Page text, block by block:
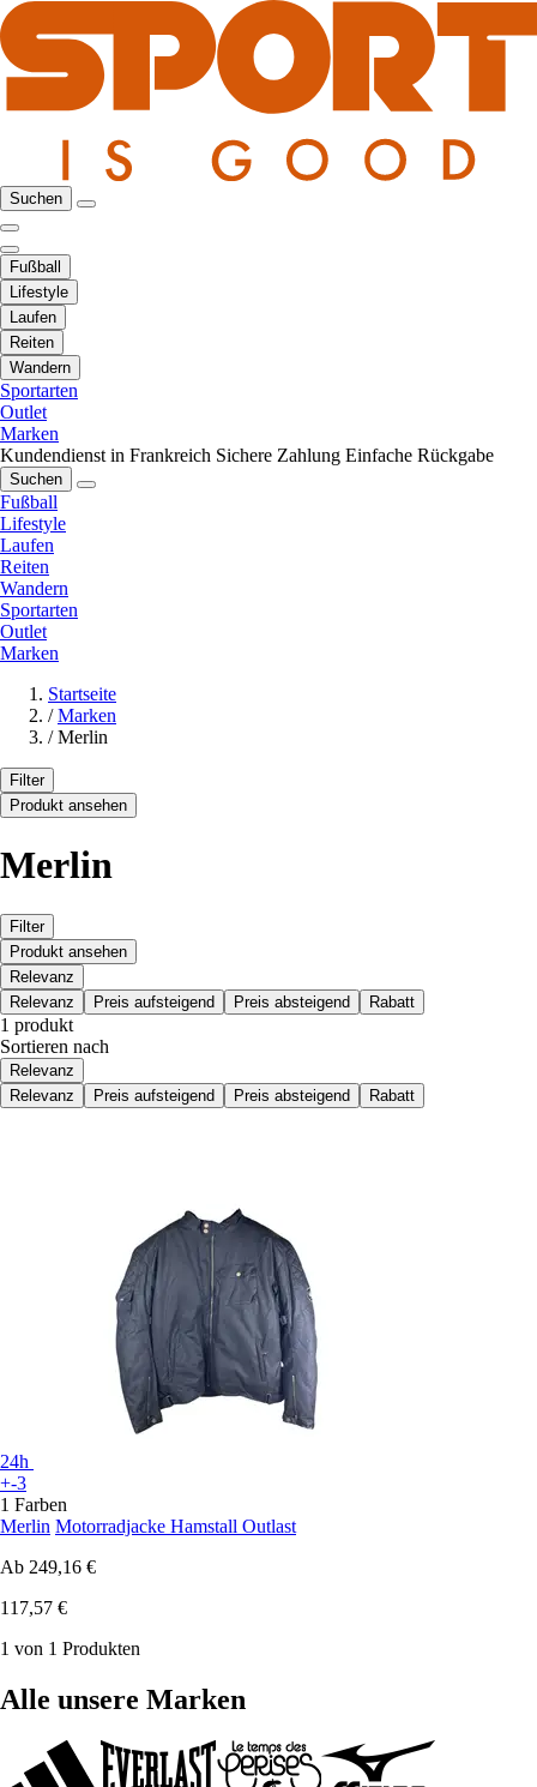
Suchen
Fußball
Lifestyle
Laufen
Reiten
Wandern
Sportarten
Outlet
Marken
Kundendienst in Frankreich Sichere Zahlung Einfache Rückgabe
Suchen
Fußball
Lifestyle
Laufen
Reiten
Wandern
Sportarten
Outlet
Marken
Startseite
/ Marken
/ Merlin
Filter
Produkt ansehen
Merlin
Filter
Produkt ansehen
Relevanz
Relevanz
Preis aufsteigend Preis absteigend Rabatt
1 produkt
Sortieren nach
Relevanz
Relevanz
Preis aufsteigend Preis absteigend Rabatt
24h
+-3
1 Farben
Merlin Motorradjacke Hamstall Outlast
Ab 249,16 €
117,57 €
1 von 1 Produkten
Alle unsere Marken